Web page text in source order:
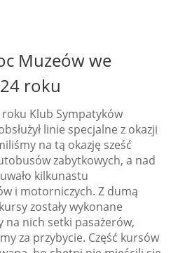
Muzeów we
roku
Klub Sympatyków
linie specjalne z okazji
na tą okazję sześć
zabytkowych, a nad
kilkunastu
i motorniczych. Z dumą
zostały wykonane
na nich setki pasażerów,
za przybycie. Część kursów